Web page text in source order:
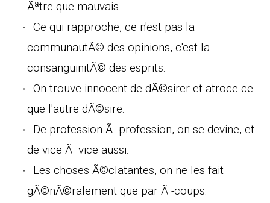
Ãªtre que mauvais.
Ce qui rapproche, ce n'est pas la
communautÃ© des opinions, c'est la
consanguinitÃ© des esprits.
On trouve innocent de dÃ©sirer et atroce ce
que l'autre dÃ©sire.
De profession Ã profession, on se devine, et
de vice Ã vice aussi.
Les choses Ã©clatantes, on ne les fait
gÃ©nÃ©ralement que par Ã -coups.